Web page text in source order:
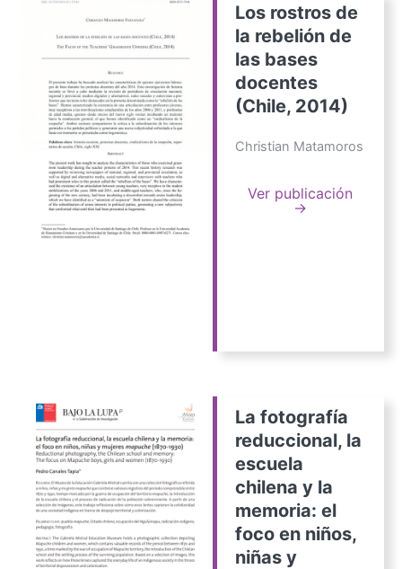
Los rostros de
la rebelión de
las bases
docentes
(Chile, 2014)
Christian Matamoros
Ver publicación
→
La fotografía
reduccional, la
escuela
chilena y la
memoria: el
foco en niños,
niñas y